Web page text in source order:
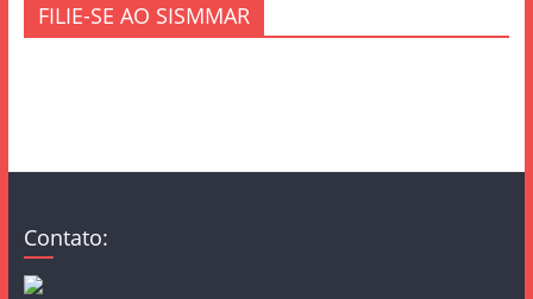
FILIE-SE AO SISMMAR
Contato: